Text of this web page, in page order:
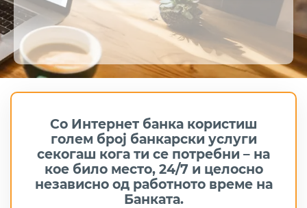
Google Pay плаќања
Garmin Pay плаќања
Активирај услуги со OneID
Електронска идентификација OneID
Ажурирајте лични податоци онлајн
Со Интернет банка користиш
голем број банкарски услуги
секогаш кога ти се потребни – на
кое било место, 24/7 и целосно
независно од работното време на
Банката.